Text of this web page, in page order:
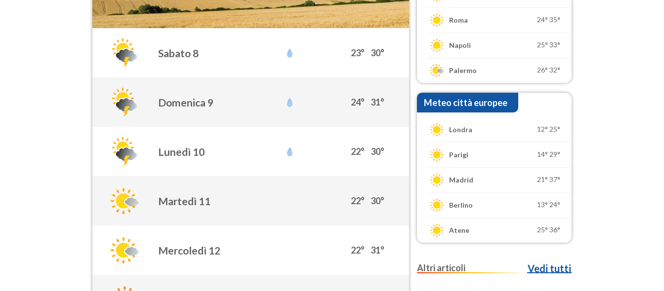
Sabato 8 23° 30°
Domenica 9 24° 31°
Lunedì 10 22° 30°
Martedì 11 22° 30°
Mercoledì 12 22° 31°
Roma 24° 35°
Napoli 25° 33°
Palermo 26° 32°
Meteo città europee
Londra 12° 25°
Parigi 14° 29°
Madrid 21° 37°
Berlino 13° 24°
Atene 25° 36°
Altri articoli Vedi tutti